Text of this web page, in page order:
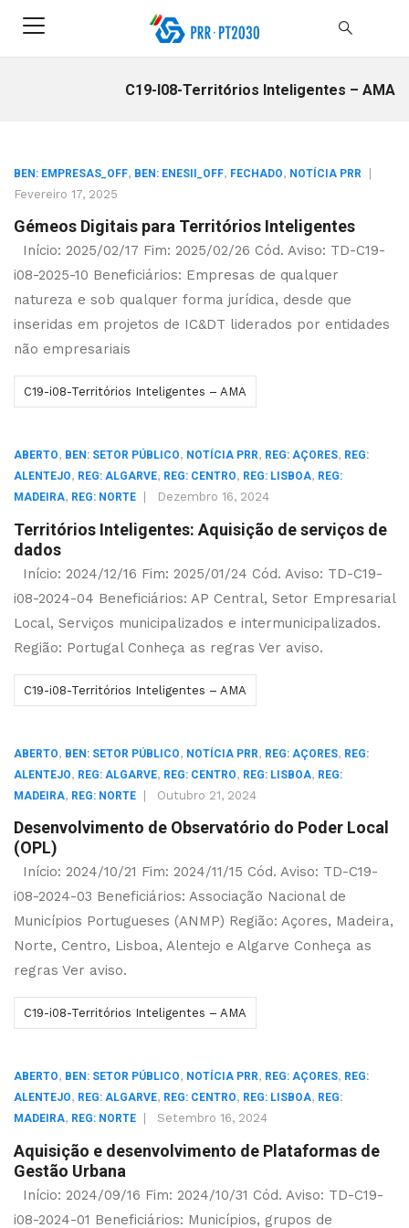
C19-I08-Territórios Inteligentes – AMA
BEN: EMPRESAS_OFF, BEN: ENESII_OFF, FECHADO, NOTÍCIA PRR
Fevereiro 17, 2025
Gémeos Digitais para Territórios Inteligentes
Início: 2025/02/17 Fim: 2025/02/26 Cód. Aviso: TD-C19-
i08-2025-10 Beneficiários: Empresas de qualquer
natureza e sob qualquer forma jurídica, desde que
inseridas em projetos de IC&DT liderados por entidades
não empresariais
C19-i08-Territórios Inteligentes – AMA
ABERTO, BEN: SETOR PÚBLICO, NOTÍCIA PRR, REG: AÇORES, REG:
ALENTEJO, REG: ALGARVE, REG: CENTRO, REG: LISBOA, REG:
MADEIRA, REG: NORTE Dezembro 16, 2024
Territórios Inteligentes: Aquisição de serviços de
dados
Início: 2024/12/16 Fim: 2025/01/24 Cód. Aviso: TD-C19-
i08-2024-04 Beneficiários: AP Central, Setor Empresarial
Local, Serviços municipalizados e intermunicipalizados.
Região: Portugal Conheça as regras Ver aviso.
C19-i08-Territórios Inteligentes – AMA
ABERTO, BEN: SETOR PÚBLICO, NOTÍCIA PRR, REG: AÇORES, REG:
ALENTEJO, REG: ALGARVE, REG: CENTRO, REG: LISBOA, REG:
MADEIRA, REG: NORTE Outubro 21, 2024
Desenvolvimento de Observatório do Poder Local
(OPL)
Início: 2024/10/21 Fim: 2024/11/15 Cód. Aviso: TD-C19-
i08-2024-03 Beneficiários: Associação Nacional de
Municípios Portugueses (ANMP) Região: Açores, Madeira,
Norte, Centro, Lisboa, Alentejo e Algarve Conheça as
regras Ver aviso.
C19-i08-Territórios Inteligentes – AMA
ABERTO, BEN: SETOR PÚBLICO, NOTÍCIA PRR, REG: AÇORES, REG:
ALENTEJO, REG: ALGARVE, REG: CENTRO, REG: LISBOA, REG:
MADEIRA, REG: NORTE Setembro 16, 2024
Aquisição e desenvolvimento de Plataformas de
Gestão Urbana
Início: 2024/09/16 Fim: 2024/10/31 Cód. Aviso: TD-C19-
i08-2024-01 Beneficiários: Municípios, grupos de